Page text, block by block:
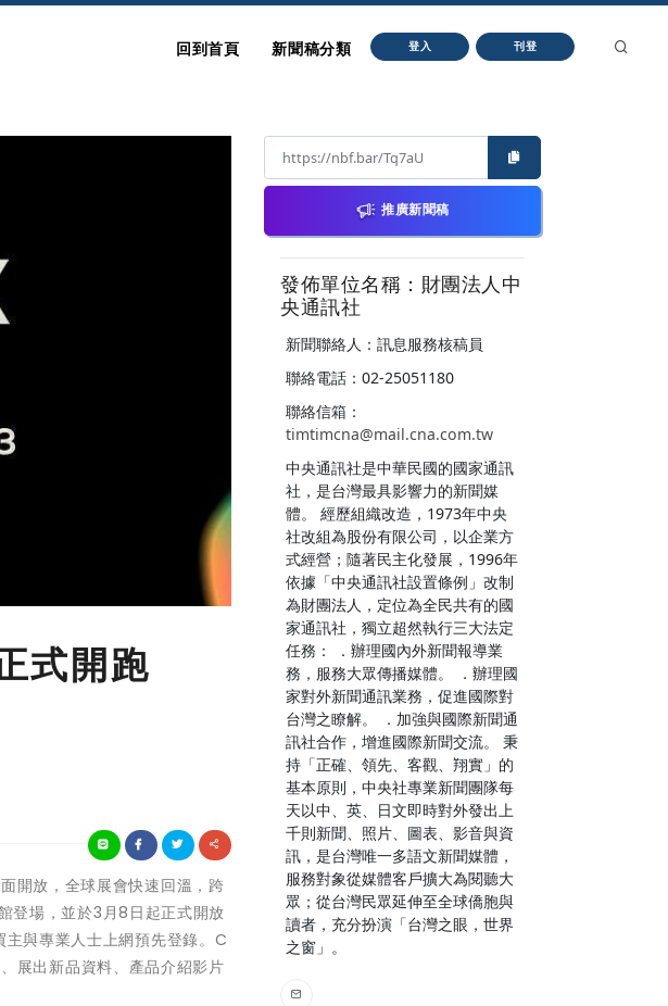
回到首頁 新聞稿分類 登入 刊登
式開跑
開放，全球展會快速回溫，跨
登場，並於3月8日起正式開放
與專業人士上網預先登錄。C
展出新品資料、產品介紹影片
推廣新聞稿
發佈單位名稱：財團法人中
央通訊社
新聞聯絡人：訊息服務核稿員
聯絡電話：02-25051180
聯絡信箱：
timtimcna@mail.cna.com.tw
中央通訊社是中華民國的國家通訊
社，是台灣最具影響力的新聞媒
體。 經歷組織改造，1973年中央
社改組為股份有限公司，以企業方
式經營；隨著民主化發展，1996年
依據「中央通訊社設置條例」改制
為財團法人，定位為全民共有的國
家通訊社，獨立超然執行三大法定
任務： ．辦理國內外新聞報導業
務，服務大眾傳播媒體。 ．辦理國
家對外新聞通訊業務，促進國際對
台灣之瞭解。 ．加強與國際新聞通
訊社合作，增進國際新聞交流。 秉
持「正確、領先、客觀、翔實」的
基本原則，中央社專業新聞團隊每
天以中、英、日文即時對外發出上
千則新聞、照片、圖表、影音與資
訊，是台灣唯一多語文新聞媒體，
服務對象從媒體客戶擴大為閱聽大
眾；從台灣民眾延伸至全球僑胞與
讀者，充分扮演「台灣之眼，世界
之窗」。